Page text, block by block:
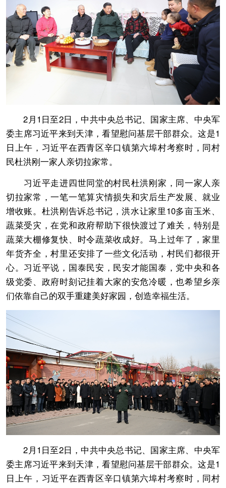
2月1日至2日，中共中央总书记、国家主席、中央军
委主席习近平来到天津，看望慰问基层干部群众。这是1
日上午，习近平在西青区辛口镇第六埠村考察时，同村
民杜洪刚一家人亲切拉家常。
习近平走进四世同堂的村民杜洪刚家，同一家人亲
切拉家常，一笔一笔算灾情损失和灾后生产发展、就业
增收账。杜洪刚告诉总书记，洪水让家里10多亩玉米、
蔬菜受灾，在党和政府帮助下很快渡过了难关，特别是
蔬菜大棚修复快、时令蔬菜收成好。马上过年了，家里
年货齐全，村里还安排了一些文化活动，村民们都很开
心。习近平说，国泰民安，民安才能国泰，党中央和各
级党委、政府时刻记挂着大家的安危冷暖，也希望乡亲
们依靠自己的双手重建美好家园，创造幸福生活。
2月1日至2日，中共中央总书记、国家主席、中央军
委主席习近平来到天津，看望慰问基层干部群众。这是1
日上午，习近平在西青区辛口镇第六埠村考察时，同村